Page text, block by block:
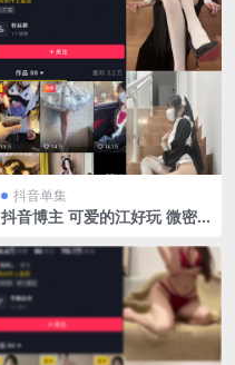
抖音单集
抖音博主 可爱的江好玩 微密